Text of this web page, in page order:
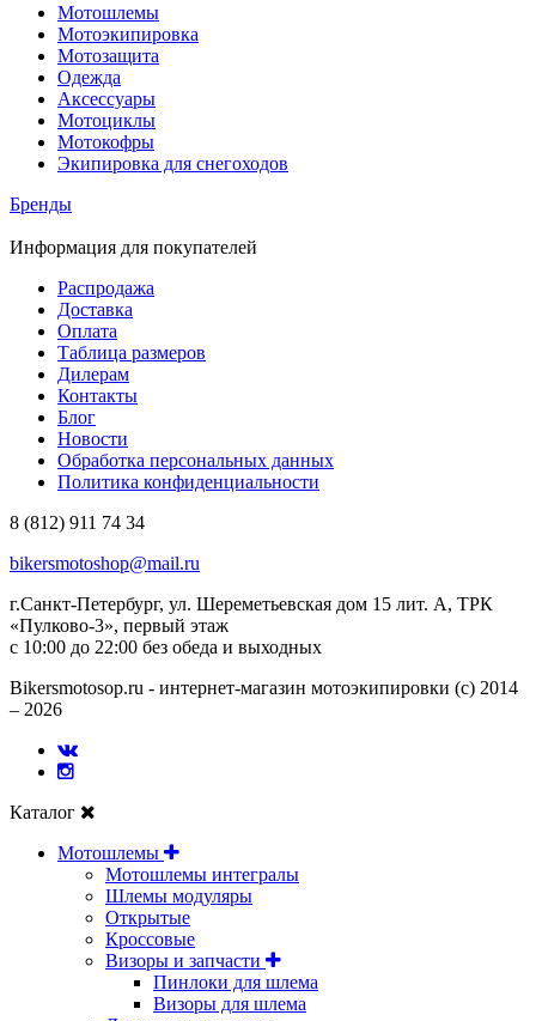
Мотошлемы
Мотоэкипировка
Мотозащита
Одежда
Аксессуары
Мотоциклы
Мотокофры
Экипировка для снегоходов
Бренды
Информация для покупателей
Распродажа
Доставка
Оплата
Таблица размеров
Дилерам
Контакты
Блог
Новости
Обработка персональных данных
Политика конфиденциальности
8 (812) 911 74 34
bikersmotoshop@mail.ru
г.Санкт-Петербург, ул. Шереметьевская дом 15 лит. А, ТРК
«Пулково-3», первый этаж
с 10:00 до 22:00 без обеда и выходных
Bikersmotosop.ru - интернет-магазин мотоэкипировки (c) 2014
– 2026
Каталог
Мотошлемы
Мотошлемы интегралы
Шлемы модуляры
Открытые
Кросcовые
Визоры и запчасти
Пинлоки для шлема
Визоры для шлема